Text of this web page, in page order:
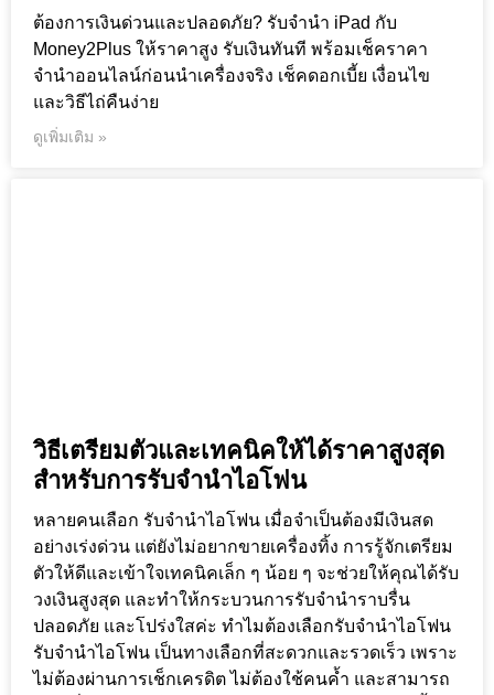
ต้องการเงินด่วนและปลอดภัย? รับจำนำ iPad กับ
Money2Plus ให้ราคาสูง รับเงินทันที พร้อมเช็คราคา
จำนำออนไลน์ก่อนนำเครื่องจริง เช็คดอกเบี้ย เงื่อนไข
และวิธีไถ่คืนง่าย
ดูเพิ่มเติม »
วิธีเตรียมตัวและเทคนิคให้ได้ราคาสูงสุด
สำหรับการรับจำนำไอโฟน
หลายคนเลือก รับจำนำไอโฟน เมื่อจำเป็นต้องมีเงินสด
อย่างเร่งด่วน แต่ยังไม่อยากขายเครื่องทิ้ง การรู้จักเตรียม
ตัวให้ดีและเข้าใจเทคนิคเล็ก ๆ น้อย ๆ จะช่วยให้คุณได้รับ
วงเงินสูงสุด และทำให้กระบวนการรับจำนำราบรื่น
ปลอดภัย และโปร่งใสค่ะ ทำไมต้องเลือกรับจำนำไอโฟน
รับจำนำไอโฟน เป็นทางเลือกที่สะดวกและรวดเร็ว เพราะ
ไม่ต้องผ่านการเช็กเครดิต ไม่ต้องใช้คนค้ำ และสามารถ